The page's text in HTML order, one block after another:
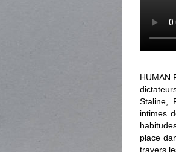
HUMAN
Staline,
intimes
place
travers